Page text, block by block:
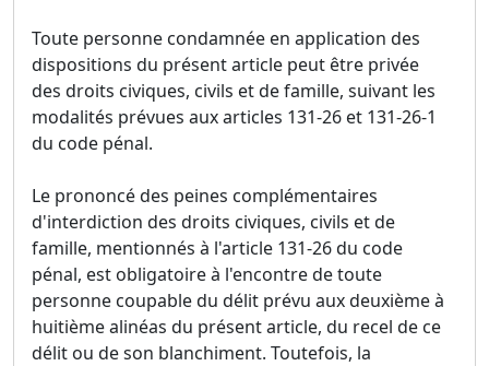
Toute personne condamnée en application des
dispositions du présent article peut être privée
des droits civiques, civils et de famille, suivant les
modalités prévues aux articles 131-26 et 131-26-1
du code pénal.
Le prononcé des peines complémentaires
d'interdiction des droits civiques, civils et de
famille, mentionnés à l'article 131-26 du code
pénal, est obligatoire à l'encontre de toute
personne coupable du délit prévu aux deuxième à
huitième alinéas du présent article, du recel de ce
délit ou de son blanchiment. Toutefois, la